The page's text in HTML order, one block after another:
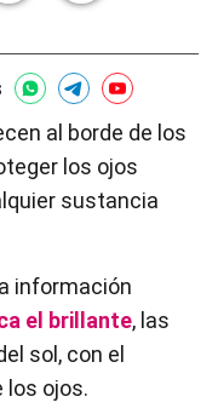
al borde de los
los ojos
sustancia
información
el brillante, las
sol, con el
los ojos.